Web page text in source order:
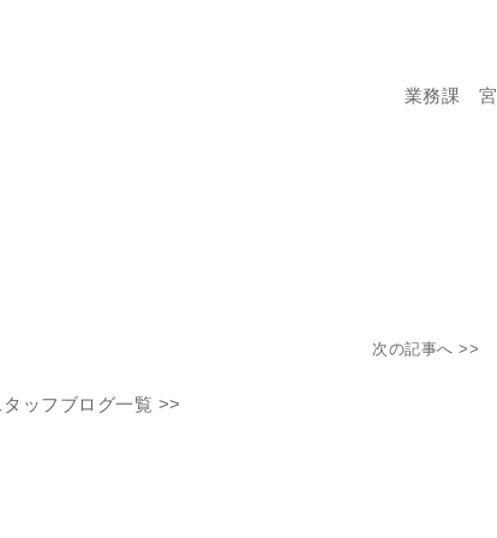
業務課 宮
次の記事へ >>
タッフブログ一覧 >>